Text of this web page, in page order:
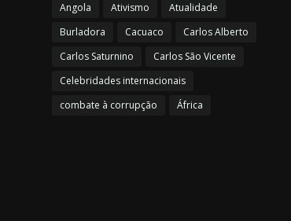
Angola Ativismo
Atualidade
Burladora
Cacuaco
Carlos Alberto
Carlos Saturnino
Carlos São Vicente
Celebridades internacionais
combate à corrupção
África